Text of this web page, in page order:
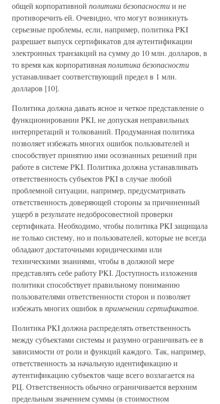
общей корпоративной политики безопасностии не
противоречить ей. Очевидно, что могут возникнуть
серьезные проблемы, если, например, политика PKI
разрешает выпуск сертификатов для аутентификации
электронных транзакций на сумму до 10 млн. долларов, в
то время как корпоративнаяполитика безопасности
устанавливает соответствующий предел в 1 млн.
долларов [10].
Политика должна давать ясное и четкое представление о
функционировании PKI, не допуская неправильных
интерпретаций и толкований. Продуманная политика
позволяет избежать многих ошибок пользователей и
способствует принятию ими осознанных решений при
работе в системе PKI. Политика должна устанавливать
ответственность субъектов PKI в случае любой
проблемной ситуации, например, предусматривать
ответственность доверяющей стороны за причиненный
ущерб в результате недобросовестной проверки
сертификата. Необходимо, чтобы политика PKI защищала
не только систему, но и пользователей, которые не всегда
обладают достаточными юридическими или
техническими знаниями, чтобы в должной мере
представлять себе работу PKI. Доступность изложения
политики способствует правильному пониманию
пользователями ответственности сторон и позволяет
избежать многих ошибок в применении сертификатов.
Политика PKI должна распределять ответственность
между субъектами системы и разумно ограничивать ее в
зависимости от роли и функций каждого. Так, например,
ответственность за начальную идентификацию и
аутентификацию субъектов чаще всего возлагается на
РЦ. Ответственность обычно ограничивается верхним
предельным значением суммы (в стоимостном